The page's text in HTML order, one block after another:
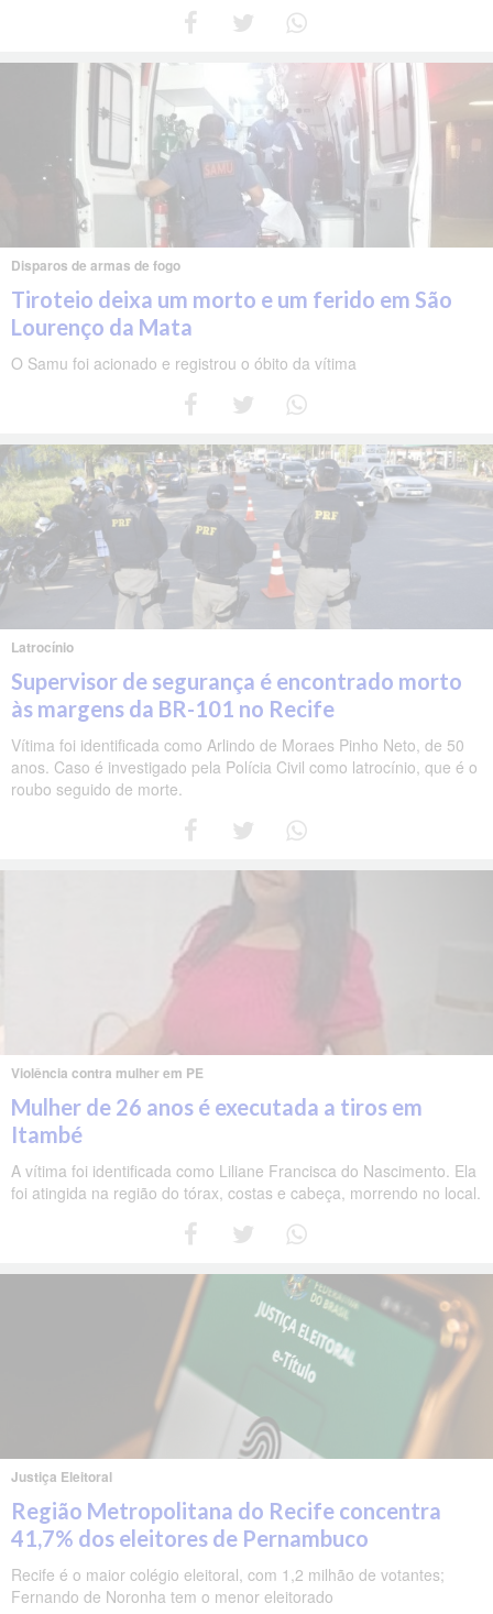
Disparos de armas de fogo
Tiroteio deixa um morto e um ferido em São
Lourenço da Mata
O Samu foi acionado e registrou o óbito da vítima
Latrocínio
Supervisor de segurança é encontrado morto
às margens da BR-101 no Recife
Vítima foi identificada como Arlindo de Moraes Pinho Neto, de 50
anos. Caso é investigado pela Polícia Civil como latrocínio, que é o
roubo seguido de morte.
Violência contra mulher em PE
Mulher de 26 anos é executada a tiros em
Itambé
A vítima foi identificada como Liliane Francisca do Nascimento. Ela
foi atingida na região do tórax, costas e cabeça, morrendo no local.
Justiça Eleitoral
Região Metropolitana do Recife concentra
41,7% dos eleitores de Pernambuco
Recife é o maior colégio eleitoral, com 1,2 milhão de votantes;
Fernando de Noronha tem o menor eleitorado